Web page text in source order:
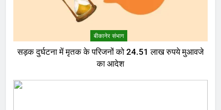
बीकानेर संभाग
सड़क दुर्घटना में मृतक के परिजनों को 24.51 लाख रुपये मुआवजे
का आदेश